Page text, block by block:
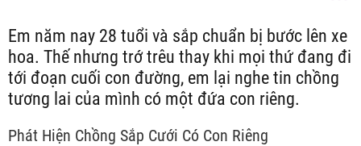
Em năm nay 28 tuổi và sắp chuẩn bị bước lên xe
hoa. Thế nhưng trớ trêu thay khi mọi thứ đang đi
tới đoạn cuối con đường, em lại nghe tin chồng
tương lai của mình có một đứa con riêng.
Phát Hiện Chồng Sắp Cưới Có Con Riêng